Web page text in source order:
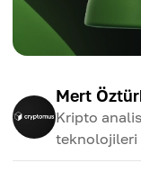
Mert
Kripto
teknolojileri